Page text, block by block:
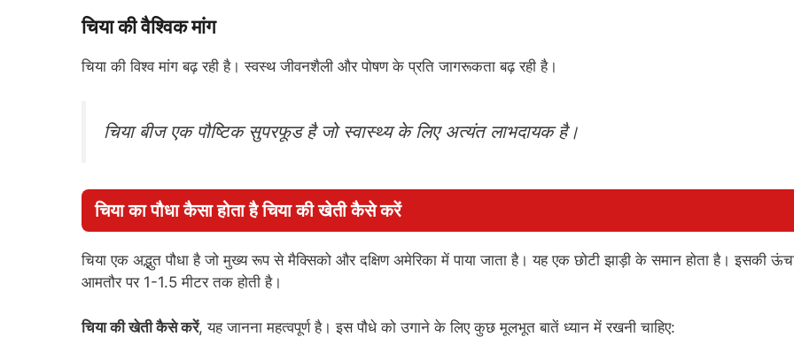
चिया की वैश्विक मांग
चिया की विश्व मांग बढ़ रही है। स्वस्थ जीवनशैली और पोषण के प्रति जागरूकता बढ़ रही है।
चिया बीज एक पौष्टिक सुपरफूड है जो स्वास्थ्य के लिए अत्यंत लाभदायक है।
चिया का पौधा कैसा होता है चिया की खेती कैसे करें
चिया एक अद्भुत पौधा है जो मुख्य रूप से मैक्सिको और दक्षिण अमेरिका में पाया जाता है। यह एक छोटी झाड़ी के समान होता है। इसकी
आमतौर पर 1-1.5 मीटर तक होती है।
चिया की खेती कैसे करें, यह जानना महत्वपूर्ण है। इस पौधे को उगाने के लिए कुछ मूलभूत बातें ध्यान में रखनी चाहिए: